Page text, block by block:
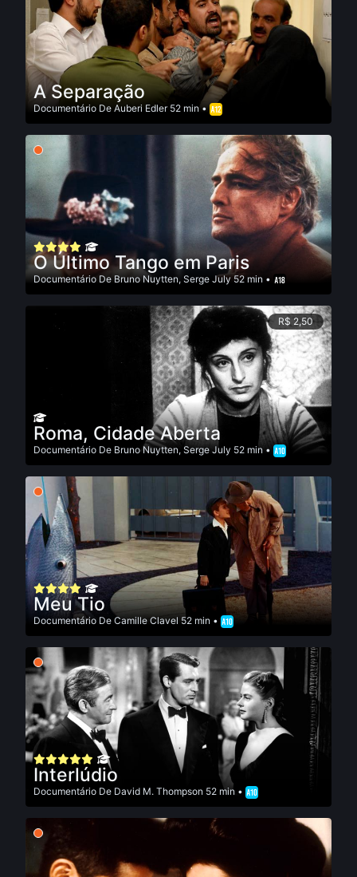
A Separação
Documentário De Auberi Edler52 min •
O Último Tango em Paris
Documentário DeBruno Nuytten, Serge July52 min •
R$ 2,50
Roma, Cidade Aberta
Documentário De Bruno Nuytten, Serge July 52 min •
Meu Tio
Documentário De Camille Clavel 52 min •
Interlúdio
Documentário De David M. Thompson 52 min •